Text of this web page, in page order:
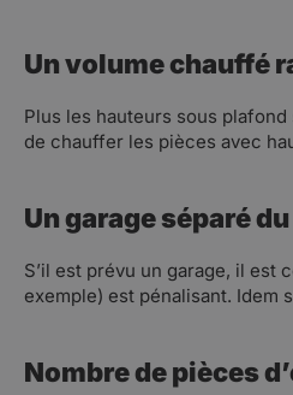
Un volume chauffé
Plus les hauteurs sous
de chauffer les pièces avec
Un garage séparé
S’il est prévu un garage, il est
exemple) est pénalisant. Idem
Nombre de pièces